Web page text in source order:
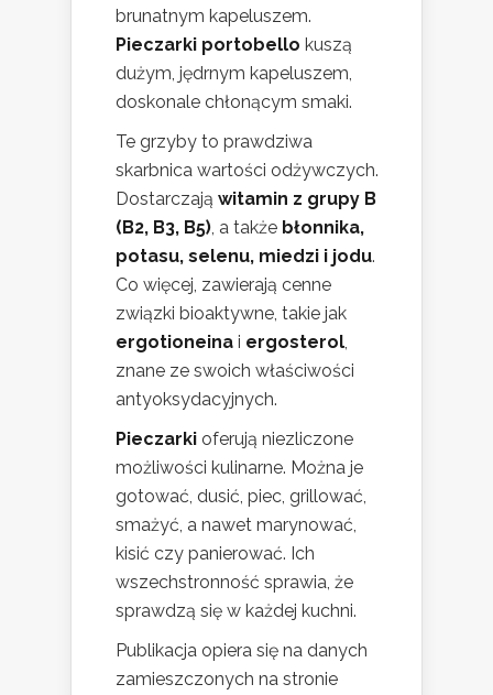
brunatnym kapeluszem.
Pieczarki portobello kuszą
dużym, jędrnym kapeluszem,
doskonale chłonącym smaki.
Te grzyby to prawdziwa
skarbnica wartości odżywczych.
Dostarczają witamin z grupy B
(B2, B3, B5), a także błonnika,
potasu, selenu, miedzi i jodu.
Co więcej, zawierają cenne
związki bioaktywne, takie jak
ergotioneina i ergosterol,
znane ze swoich właściwości
antyoksydacyjnych.
Pieczarki oferują niezliczone
możliwości kulinarne. Można je
gotować, dusić, piec, grillować,
smażyć, a nawet marynować,
kisić czy panierować. Ich
wszechstronność sprawia, że
sprawdzą się w każdej kuchni.
Publikacja opiera się na danych
zamieszczonych na stronie